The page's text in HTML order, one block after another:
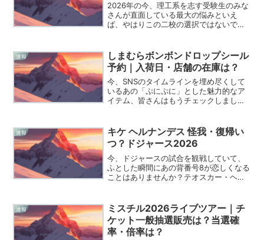
2026年の今、理工系を志す受験生のみな
さんが直面している最大の悩みといえ
ば、やはりこの二校の選択ではないでし
が、その色合いは驚くほどに異なってい
ます。僕自身、多くの受...
速報
しまむらボンボンドロップシール
予約｜入荷日・店舗の在庫は？
今、SNSのタイムラインを埋め尽くして
いるあの「ぷにぷに」とした魅力的なア
イテム、皆さんはもうチェックしました
の争奪戦がいよいよ始まろうとしていま
す。仕事やプライ...
速報
キケ ヘルナンデス 怪我・復帰い
つ？ドジャース2026
今、ドジャースの試合を観戦していて、
ふとした瞬間にあの背番号8が恋しくなる
ことはありませんか？テオスカー・ヘル
ケ」がいないと、どこか物足りなさを感
じてしまうのがファンの性...
速報
ミスチル2026ライブツアー｜チ
ケット一般抽選販売は？当選確
率・倍率は？